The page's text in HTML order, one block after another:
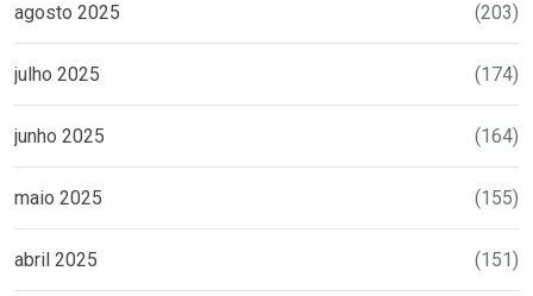
agosto 2025 (203)
julho 2025 (174)
junho 2025 (164)
maio 2025 (155)
abril 2025 (151)